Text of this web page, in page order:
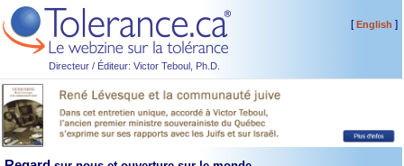
Directeur / Éditeur: Victor Teboul, Ph.D.
[English ]